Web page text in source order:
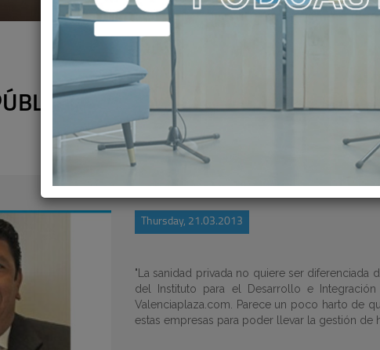
TENDRÍA UN GRAN
Thursday, 21.03.2013
"La sanidad privada no quiere ser
del Instituto para el Desarrollo e
Valenciaplaza.com. Parece un poco harto de
estas empresas para poder llevar la gestión